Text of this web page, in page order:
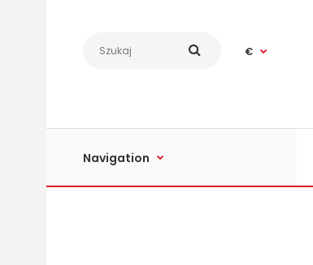
€
Navigation